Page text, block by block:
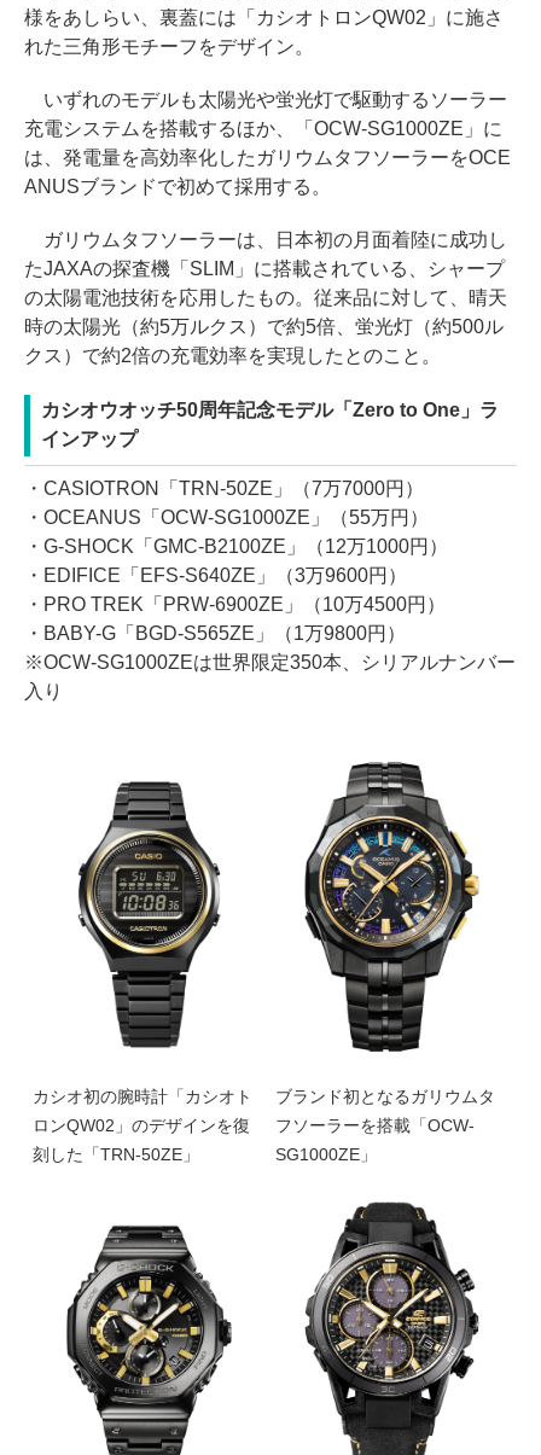
様をあしらい、裏蓋には「カシオトロンQW02」に施さ
れた三角形モチーフをデザイン。
いずれのモデルも太陽光や蛍光灯で駆動するソーラー
充電システムを搭載するほか、「OCW-SG1000ZE」に
は、発電量を高効率化したガリウムタフソーラーをOCE
ANUSブランドで初めて採用する。
ガリウムタフソーラーは、日本初の月面着陸に成功し
たJAXAの探査機「SLIM」に搭載されている、シャープ
の太陽電池技術を応用したもの。従来品に対して、晴天
時の太陽光（約5万ルクス）で約5倍、蛍光灯（約500ル
クス）で約2倍の充電効率を実現したとのこと。
カシオウオッチ50周年記念モデル「Zero to One」ラ
インアップ
・CASIOTRON「TRN-50ZE」（7万7000円）
・OCEANUS「OCW-SG1000ZE」（55万円）
・G-SHOCK「GMC-B2100ZE」（12万1000円）
・EDIFICE「EFS-S640ZE」（3万9600円）
・PRO TREK「PRW-6900ZE」（10万4500円）
・BABY-G「BGD-S565ZE」（1万9800円）
※OCW-SG1000ZEは世界限定350本、シリアルナンバー
入り
カシオ初の腕時計「カシオト
ロンQW02」のデザインを復
刻した「TRN-50ZE」
ブランド初となるガリウムタ
フソーラーを搭載「OCW-
SG1000ZE」